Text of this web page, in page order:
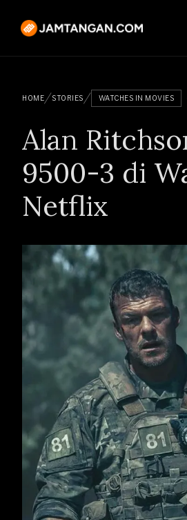
HOME STORIES WATCHES IN MOVIES
Alan
9500-3 di
Netflix